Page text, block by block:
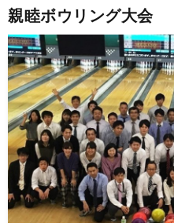
親睦ボウリング大会